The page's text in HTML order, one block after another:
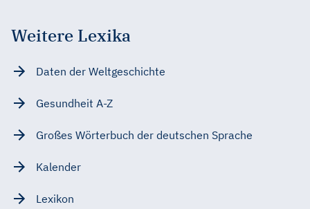
Weitere Lexika
Daten der Weltgeschichte
Gesundheit A-Z
Großes Wörterbuch der deutschen Sprache
Kalender
Lexikon